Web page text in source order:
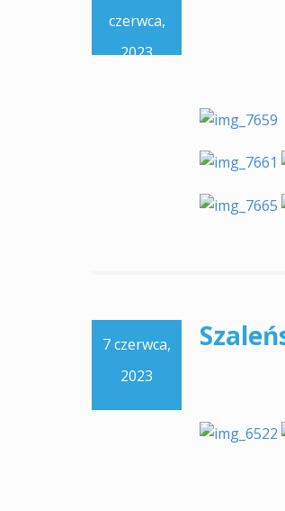
czerwca,
2023
7 czerwca,
2023